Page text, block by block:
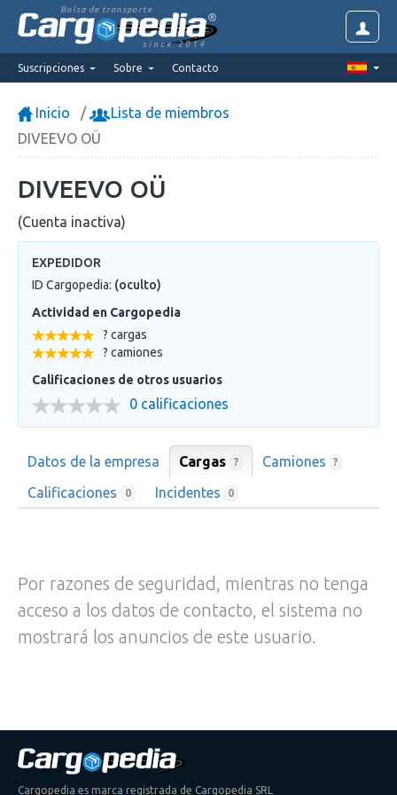
Bolsa de transporte
since 2014
Suscripciones Sobre Contacto
Inicio
Lista de miembros
DIVEEVO OÜ
DIVEEVO OÜ
(Cuenta inactiva)
EXPEDIDOR
ID Cargopedia: (oculto)
Actividad en Cargopedia
? cargas
? camiones
Calificaciones de otros usuarios
0 calificaciones
Datos de la empresa Cargas ? Camiones ?
Calificaciones 0 Incidentes 0
Por razones de seguridad, mientras no tenga
acceso a los datos de contacto, el sistema no
mostrará los anuncios de este usuario.
Cargopedia es marca registrada de Cargopedia SRL